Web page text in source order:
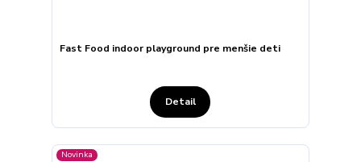
Fast Food indoor playground pre menšie deti
Detail
Novinka